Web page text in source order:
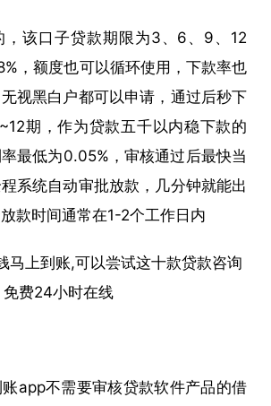
，该口子贷款期限为3、6、9、12
，额度也可以循环使用，下款率也
视黑白户都可以申请，通过后秒下
期，作为贷款五千以内稳下款的
最低为0.05%，审核通过后最快当
系统自动审批放款，几分钟就能出
款时间通常在1-2个工作日内
app不需要审核贷款软件产品的借